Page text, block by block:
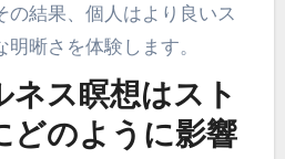
の結果、個人はより良いス
晰さを体験します。
ネス瞑想はスト
どのように影響